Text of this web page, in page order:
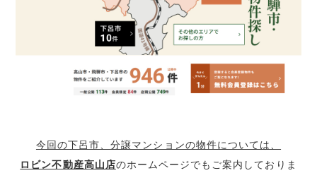
今回の下呂市、分譲マンションの物件については、
ロビン不動産高山店のホームページでもご案内しておりま